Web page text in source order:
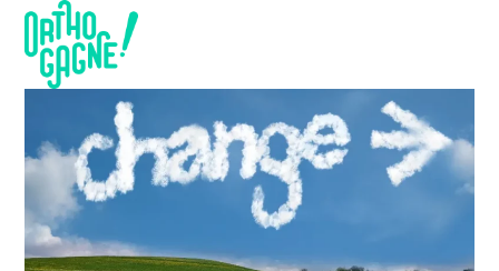
Skip
content
Open
mobile
menu
Close
mobile
menu